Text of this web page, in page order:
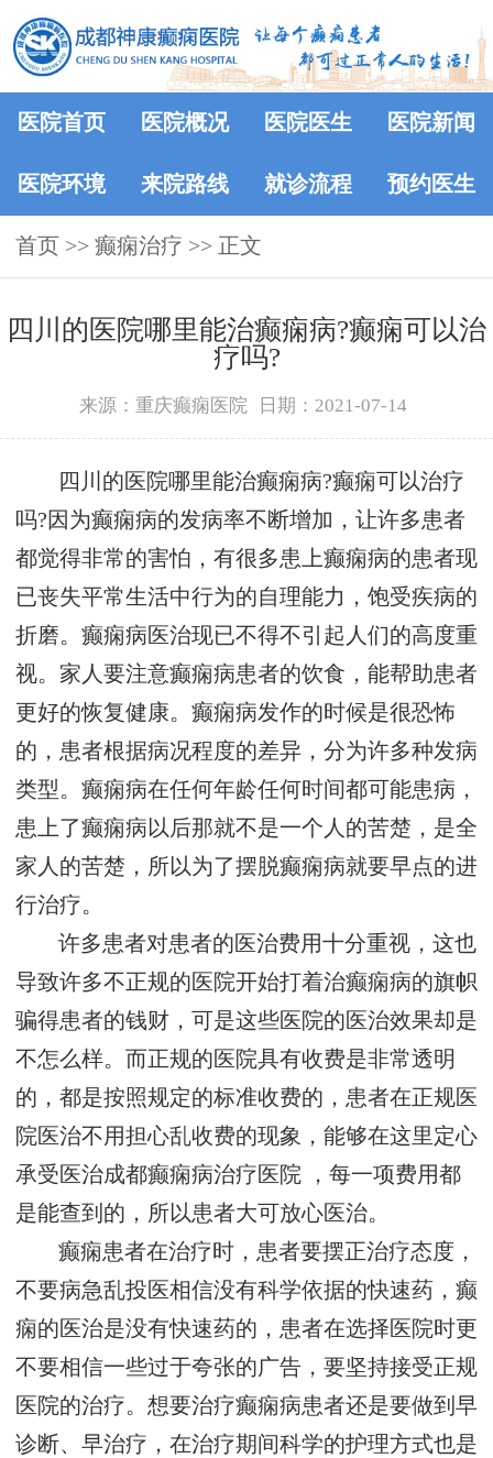
医院首页 医院概况 医院医生 医院新闻
医院环境 来院路线 就诊流程 预约医生
首页 >> 癫痫治疗 >> 正文
​四川的医院哪里能治癫痫病?癫痫可以治
疗吗?
来源：重庆癫痫医院 日期：2021-07-14
四川的医院哪里能治癫痫病?癫痫可以治疗
吗?因为癫痫病的发病率不断增加，让许多患者
都觉得非常的害怕，有很多患上癫痫病的患者现
已丧失平常生活中行为的自理能力，饱受疾病的
折磨。癫痫病医治现已不得不引起人们的高度重
视。家人要注意癫痫病患者的饮食，能帮助患者
更好的恢复健康。癫痫病发作的时候是很恐怖
的，患者根据病况程度的差异，分为许多种发病
类型。癫痫病在任何年龄任何时间都可能患病，
患上了癫痫病以后那就不是一个人的苦楚，是全
家人的苦楚，所以为了摆脱癫痫病就要早点的进
行治疗。
许多患者对患者的医治费用十分重视，这也
导致许多不正规的医院开始打着治癫痫病的旗帜
骗得患者的钱财，可是这些医院的医治效果却是
不怎么样。而正规的医院具有收费是非常透明
的，都是按照规定的标准收费的，患者在正规医
院医治不用担心乱收费的现象，能够在这里定心
承受医治成都癫痫病治疗医院 ，每一项费用都
是能查到的，所以患者大可放心医治。
癫痫患者在治疗时，患者要摆正治疗态度，
不要病急乱投医相信没有科学依据的快速药，癫
痫的医治是没有快速药的，患者在选择医院时更
不要相信一些过于夸张的广告，要坚持接受正规
医院的治疗。想要治疗癫痫病患者还是要做到早
诊断、早治疗，在治疗期间科学的护理方式也是